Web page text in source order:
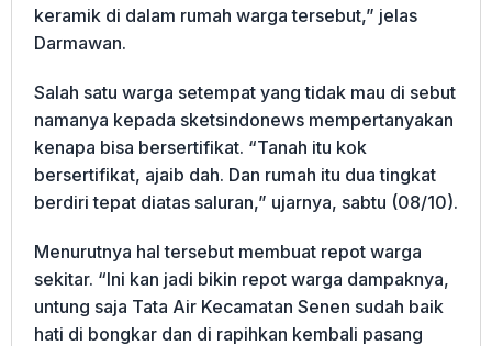
keramik di dalam rumah warga tersebut,” jelas
Darmawan.
Salah satu warga setempat yang tidak mau di sebut
namanya kepada sketsindonews mempertanyakan
kenapa bisa bersertifikat. “Tanah itu kok
bersertifikat, ajaib dah. Dan rumah itu dua tingkat
berdiri tepat diatas saluran,” ujarnya, sabtu (08/10).
Menurutnya hal tersebut membuat repot warga
sekitar. “Ini kan jadi bikin repot warga dampaknya,
untung saja Tata Air Kecamatan Senen sudah baik
hati di bongkar dan di rapihkan kembali pasang